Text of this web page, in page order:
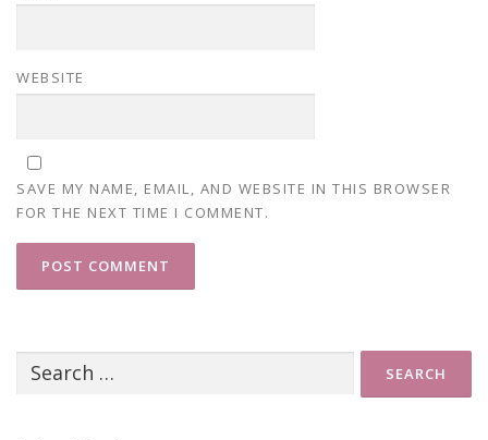
WEBSITE
SAVE MY NAME, EMAIL, AND WEBSITE IN THIS BROWSER
FOR THE NEXT TIME I COMMENT.
for: